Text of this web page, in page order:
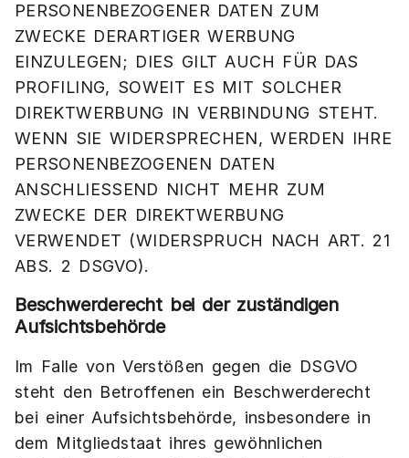
PERSONENBEZOGENER DATEN ZUM
ZWECKE DERARTIGER WERBUNG
EINZULEGEN; DIES GILT AUCH FÜR DAS
PROFILING, SOWEIT ES MIT SOLCHER
DIREKTWERBUNG IN VERBINDUNG STEHT.
WENN SIE WIDERSPRECHEN, WERDEN IHRE
PERSONENBEZOGENEN DATEN
ANSCHLIESSEND NICHT MEHR ZUM
ZWECKE DER DIREKTWERBUNG
VERWENDET (WIDERSPRUCH NACH ART. 21
ABS. 2 DSGVO).
Beschwerde­recht bei der zuständigen
Aufsichts­behörde
Im Falle von Verstößen gegen die DSGVO
steht den Betroffenen ein Beschwerderecht
bei einer Aufsichtsbehörde, insbesondere in
dem Mitgliedstaat ihres gewöhnlichen